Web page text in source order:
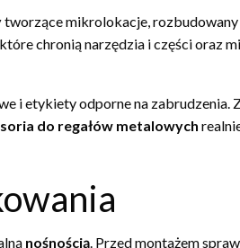
tworzące mikrolokacje, rozbudowany
chronią narzędzia i części oraz
i etykiety odporne na zabrudzenia.
do regałów metalowych
nośnością. Przed montażem